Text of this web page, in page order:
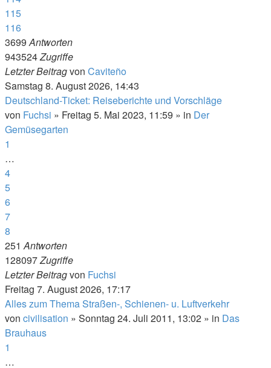
115
116
3699Antworten
943524Zugriffe
Letzter Beitragvon Caviteño
Samstag 8. August 2026, 14:43
Deutschland-Ticket: Reiseberichte und Vorschläge
von Fuchsi » Freitag 5. Mai 2023, 11:59 » in Der
Gemüsegarten
1
…
4
5
6
7
8
251Antworten
128097Zugriffe
Letzter Beitragvon Fuchsi
Freitag 7. August 2026, 17:17
Alles zum Thema Straßen-, Schienen- u. Luftverkehr
von civilisation » Sonntag 24. Juli 2011, 13:02 » in Das
Brauhaus
1
…